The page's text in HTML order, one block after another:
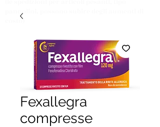
pannolini, possono subire degli aumenti di
costo)
Fexallegra
compresse